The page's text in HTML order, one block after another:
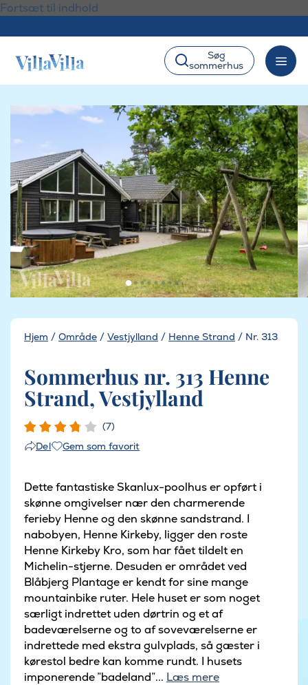
Fortsæt til indhold
Søg
sommerhus
Hjem / Område / Vestjylland / Henne Strand / Nr. 313
Sommerhus nr. 313 Henne
Strand, Vestjylland
(7)
Del
Gem som favorit
Dette fantastiske Skanlux-poolhus er opført i
skønne omgivelser nær den charmerende
ferieby Henne og den skønne sandstrand. I
nabobyen, Henne Kirkeby, ligger den roste
Henne Kirkeby Kro, som har fået tildelt en
Michelin-stjerne. Desuden er området ved
Blåbjerg Plantage er kendt for sine mange
mountainbike ruter. Hele huset er som noget
særligt indrettet uden dørtrin og et af
badeværelserne og to af soveværelserne er
indrettede med ekstra gulvplads, så gæster i
kørestol bedre kan komme rundt. I husets
imponerende ”badeland”... Læs mere